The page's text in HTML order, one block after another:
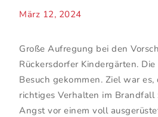
März 12, 2024
Große Aufregung bei den
Rückersdorfer Kindergärten.
Besuch gekommen. Ziel war
richtiges Verhalten im
Angst vor einem voll